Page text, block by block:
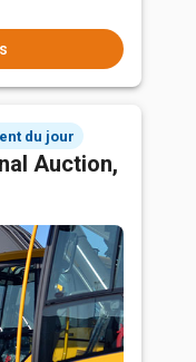
du jour
Auction,